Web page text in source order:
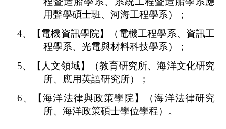
用聲學碩士班、河海工程學系）；
4、
【電機資訊學院】（電機工程學系、資訊工
程學系、光電與材料科技學系）；
5、 【 人文領域】
（教育研究所、海洋文化研究
所、應用英語研究所）
；
6、
【海洋法律與政策學院】（海洋法律研究
所、海洋政策碩士學位學程）。